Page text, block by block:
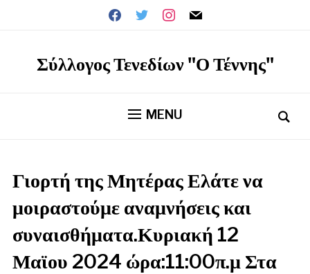
facebooktwitterinstagram
mail
Σύλλογος Τενεδίων "Ο Τέννης"
MENU
Γιορτή της Μητέρας Ελάτε να
μοιραστούμε αναμνήσεις και
συναισθήματα.Κυριακή 12
Μαϊου 2024 ώρα:11:00π.μ Στα